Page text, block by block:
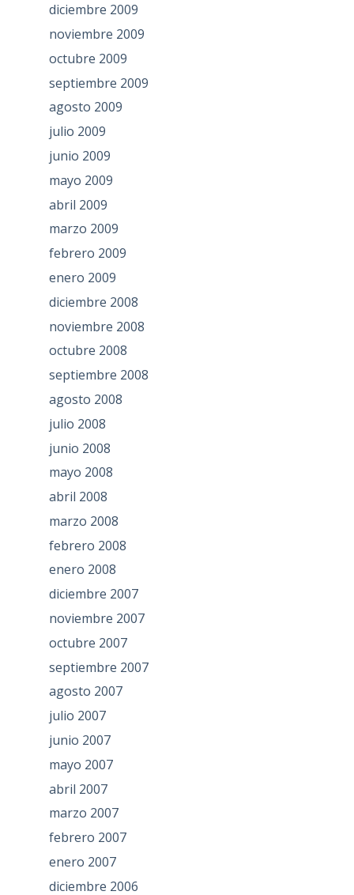
diciembre 2009
noviembre 2009
octubre 2009
septiembre 2009
agosto 2009
julio 2009
junio 2009
mayo 2009
abril 2009
marzo 2009
febrero 2009
enero 2009
diciembre 2008
noviembre 2008
octubre 2008
septiembre 2008
agosto 2008
julio 2008
junio 2008
mayo 2008
abril 2008
marzo 2008
febrero 2008
enero 2008
diciembre 2007
noviembre 2007
octubre 2007
septiembre 2007
agosto 2007
julio 2007
junio 2007
mayo 2007
abril 2007
marzo 2007
febrero 2007
enero 2007
diciembre 2006